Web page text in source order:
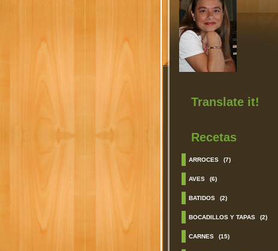
Translate it!
Recetas
ARROCES (7)
AVES (6)
BATIDOS (2)
BOCADILLOS Y TAPAS (2)
CARNES (15)